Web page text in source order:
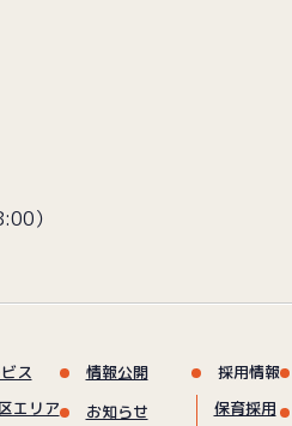
）
ス
エリア
情報公開
お知らせ
採用情報
保育採用